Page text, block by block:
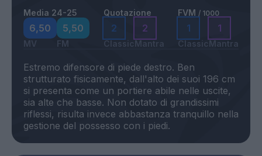
Media 24-25
6,50
MV
5,50
FM
Quotazione
2
Classic
2
Mantra
FVM / 1000
1
Classic
1
Mantra
Estremo difensore di piede destro. Ben
strutturato fisicamente, dall'alto dei suoi 196 cm
si presenta come un portiere abile nelle uscite,
sia alte che basse. Non dotato di grandissimi
riflessi, risulta invece abbastanza tranquillo nella